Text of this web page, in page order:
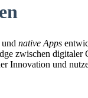
und native Apps
zwischen
Innovation und